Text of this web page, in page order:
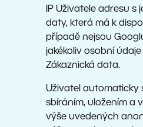
IP Uživatele adresu s
daty, která má k
případě nejsou
jakékoliv osobní údaje
Zákaznická data.
Uživatel automaticky
sbíráním, uložením a
výše uvedených